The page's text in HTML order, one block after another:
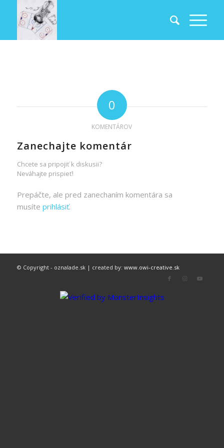
0
KOMENTÁROV
Zanechajte komentár
Chcete sa pripojiť k diskusii?
Neváhajte prispieť!
Prepáčte, ale pred zanechaním komentára sa
musíte prihlásiť.
© Copyright - oznalade.sk | created by: www.owi-creative.sk